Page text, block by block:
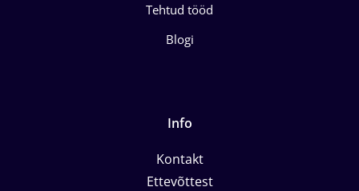
Tehtud tööd
Blogi
Info
Kontakt
Ettevõttest